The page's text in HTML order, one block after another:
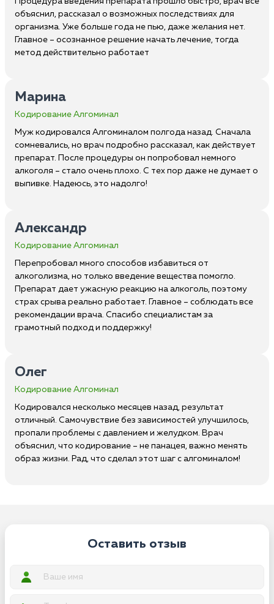
объяснил, рассказал о возможных последствиях для
организма. Уже больше года не пью, даже желания нет.
Главное – осознанное решение начать лечение, тогда
метод действительно работает
Марина
Кодирование Алгоминал
Муж кодировался Алгоминалом полгода назад. Сначала
сомневались, но врач подробно рассказал, как действует
препарат. После процедуры он попробовал немного
алкоголя – стало очень плохо. С тех пор даже не думает о
выпивке. Надеюсь, это надолго!
Александр
Кодирование Алгоминал
Перепробовал много способов избавиться от
алкоголизма, но только введение вещества помогло.
Препарат дает ужасную реакцию на алкоголь, поэтому
страх срыва реально работает. Главное – соблюдать все
рекомендации врача. Спасибо специалистам за
грамотный подход и поддержку!
Олег
Кодирование Алгоминал
Кодировался несколько месяцев назад, результат
отличный. Самочувствие без зависимостей улучшилось,
пропали проблемы с давлением и желудком. Врач
объяснил, что кодирование – не панацея, важно менять
образ жизни. Рад, что сделал этот шаг с алгоминалом!
Оставить отзыв